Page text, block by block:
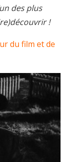
des plus
!
du film et de